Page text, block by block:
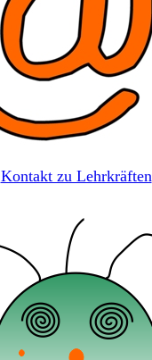
Kontakt zu Lehrkräften